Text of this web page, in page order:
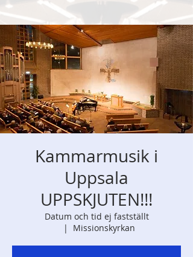
Kammarmusik i
Uppsala
UPPSKJUTEN!!!
Datum och tid ej fastställt
  |
Missionskyrkan